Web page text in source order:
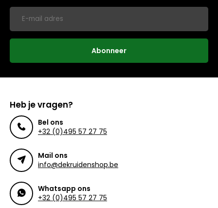
Abonneer
Heb je vragen?
Bel ons
+32 (0)495 57 27 75
Mail ons
info@dekruidenshop.be
Whatsapp ons
+32 (0)495 57 27 75